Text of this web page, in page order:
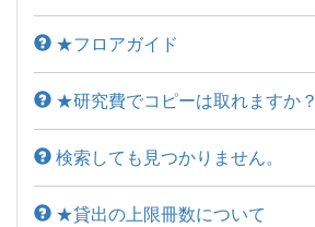
★フロアガイド
★研究費でコピーは取れますか？
検索しても見つかりません。
★貸出の上限冊数について